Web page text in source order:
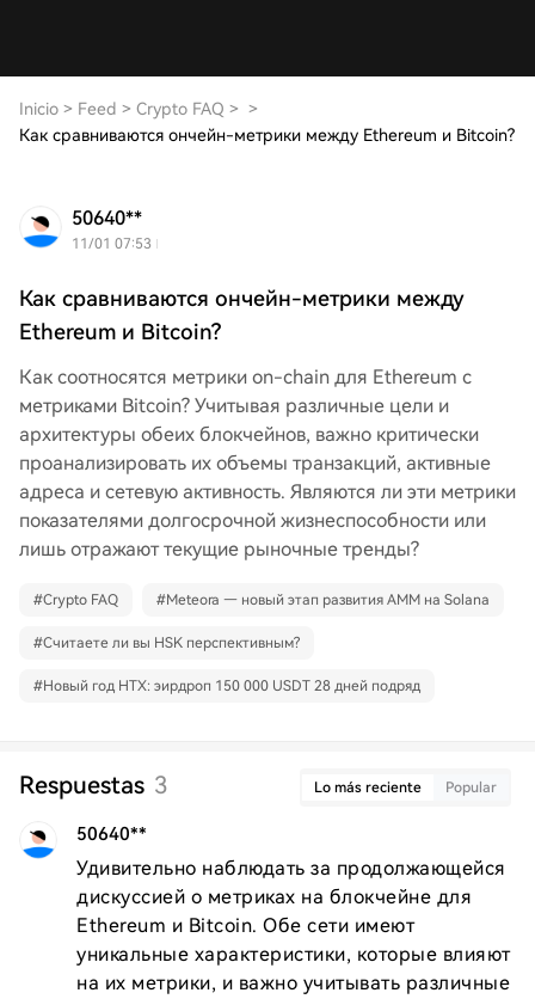
Inicio > Feed > Crypto FAQ > >
Как сравниваются ончейн-метрики между Ethereum и Bitcoin?
50640**
11/01 07:53
Как сравниваются ончейн-метрики между
Ethereum и Bitcoin?
Как соотносятся метрики on-chain для Ethereum с
метриками Bitcoin? Учитывая различные цели и
архитектуры обеих блокчейнов, важно критически
проанализировать их объемы транзакций, активные
адреса и сетевую активность. Являются ли эти метрики
показателями долгосрочной жизнеспособности или
лишь отражают текущие рыночные тренды?
#Crypto FAQ #Meteora — новый этап развития AMM на Solana
#Считаете ли вы HSK перспективным?
#Новый год HTX: эирдроп 150 000 USDT 28 дней подряд
Respuestas 3 Lo más reciente Popular
50640**
Удивительно наблюдать за продолжающейся
дискуссией о метриках на блокчейне для
Ethereum и Bitcoin. Обе сети имеют
уникальные характеристики, которые влияют
на их метрики, и важно учитывать различные